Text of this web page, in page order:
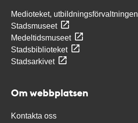
Medioteket, utbildningsförvaltningen
Stadsmuseet
Medeltidsmuseet
Stadsbiblioteket
Stadsarkivet
Om webbplatsen
Kontakta oss